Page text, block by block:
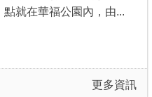
點就在華福公園內，由...
更多資訊